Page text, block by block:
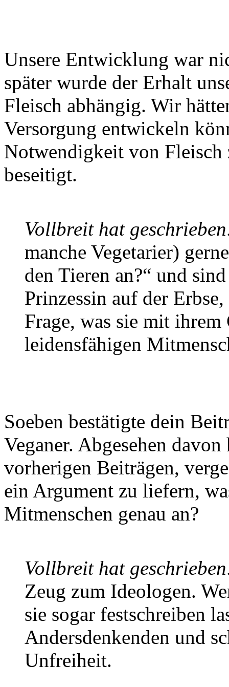
Unsere Entwicklung war
später wurde der Erhalt
Fleisch abhängig. Wir
Versorgung entwickeln
Notwendigkeit von Fleisch
beseitigt.
Vollbreit hat
manche Vegetarier)
den Tieren an?“ und
Prinzessin auf der
Frage, was sie mit ihrem
leidensfähigen
Soeben bestätigte dein
Veganer. Abgesehen
vorherigen Beiträgen,
ein Argument zu liefern,
Mitmenschen genau an?
Vollbreit hat
Zeug zum Ideologen.
sie sogar festschreiben
Andersdenkenden und
Unfreiheit.